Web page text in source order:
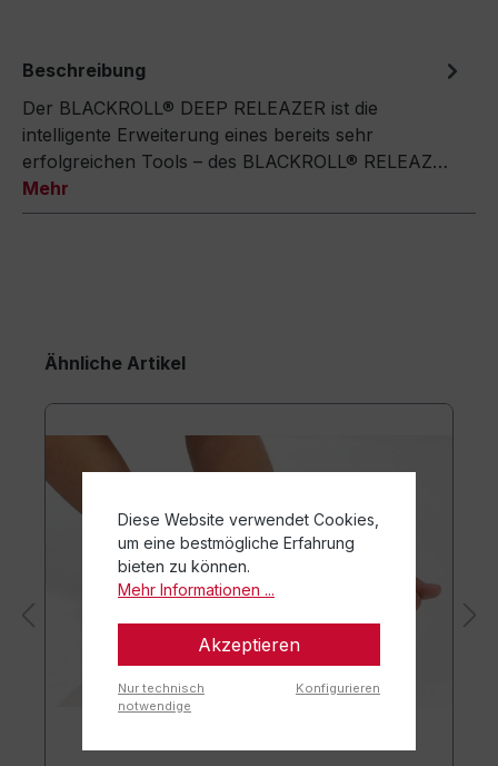
Beschreibung
Der BLACKROLL® DEEP RELEAZER ist die
intelligente Erweiterung eines bereits sehr
erfolgreichen Tools – des BLACKROLL® RELEAZ…
Mehr
Ähnliche Artikel
Diese Website verwendet Cookies,
um eine bestmögliche Erfahrung
bieten zu können.
Mehr Informationen ...
Akzeptieren
Nur technisch
notwendige
Konfigurieren